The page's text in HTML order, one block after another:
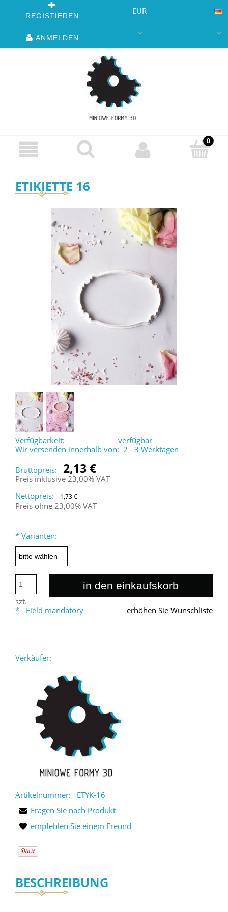
REGISTIEREN
ANMELDEN
EUR
ETIKIETTE 16
Verfügbarkeit:
verfügbar
Wir versenden innerhalb von: 2 - 3 Werktagen
Bruttopreis:
2,13 €
Preis inklusive 23,00% VAT
Nettopreis:
1,73 €
Preis ohne 23,00% VAT
* Varianten:
szt.
in den einkaufskorb
erhöhen Sie Wunschliste
* - Field mandatory
Verkäufer:
Artikelnummer:
ETYK-16
Fragen Sie nach Produkt
empfehlen Sie einem Freund
BESCHREIBUNG